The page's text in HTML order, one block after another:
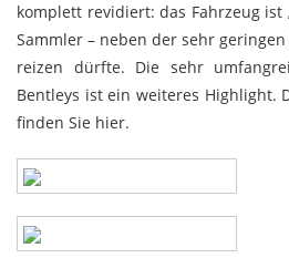
komplett revidiert: das Fahrzeug ist
Sammler – neben der sehr
reizen dürfte. Die sehr
Bentleys ist ein weiteres Highlight.
finden Sie hier.